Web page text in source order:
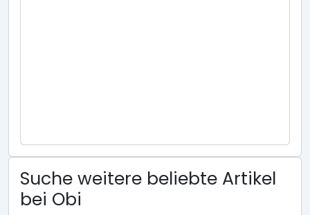
Suche weitere beliebte Artikel
bei Obi